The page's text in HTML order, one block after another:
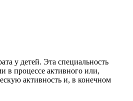
у детей. Эта специальность
в процессе активного или,
активность и, в конечном